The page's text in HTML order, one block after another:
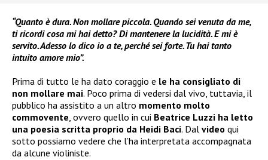
“Quanto è dura. Non mollare piccola. Quando sei venuta da me,
ti ricordi cosa mi hai detto? Di mantenere la lucidità. E mi è
servito. Adesso lo dico io a te, perché sei forte. Tu hai tanto
intuito amore mio”.
Prima di tutto le ha dato coraggio e le ha consigliato di
non mollare mai. Poco prima di vedersi dal vivo, tuttavia, il
pubblico ha assistito a un altro momento molto
commovente, ovvero quello in cui Beatrice Luzzi ha letto
una poesia scritta proprio da Heidi Baci. Dal video qui
sotto possiamo vedere che l’ha interpretata accompagnata
da alcune violiniste.